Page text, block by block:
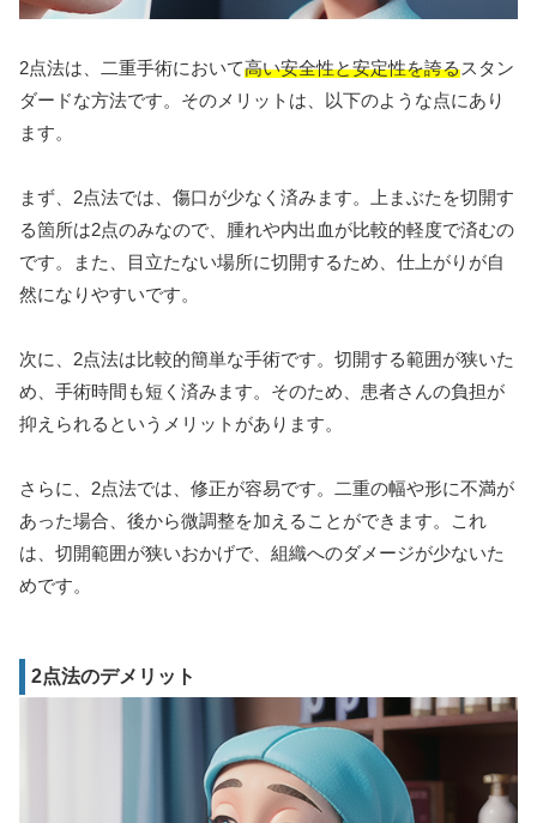
2点法は、二重手術において高い安全性と安定性を誇るスタン
ダードな方法です。そのメリットは、以下のような点にあり
ます。
まず、2点法では、傷口が少なく済みます。上まぶたを切開す
る箇所は2点のみなので、腫れや内出血が比較的軽度で済むの
です。また、目立たない場所に切開するため、仕上がりが自
然になりやすいです。
次に、2点法は比較的簡単な手術です。切開する範囲が狭いた
め、手術時間も短く済みます。そのため、患者さんの負担が
抑えられるというメリットがあります。
さらに、2点法では、修正が容易です。二重の幅や形に不満が
あった場合、後から微調整を加えることができます。これ
は、切開範囲が狭いおかげで、組織へのダメージが少ないた
めです。
2点法のデメリット